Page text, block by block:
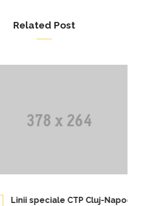
Related Post
Linii speciale CTP Cluj-Napoca